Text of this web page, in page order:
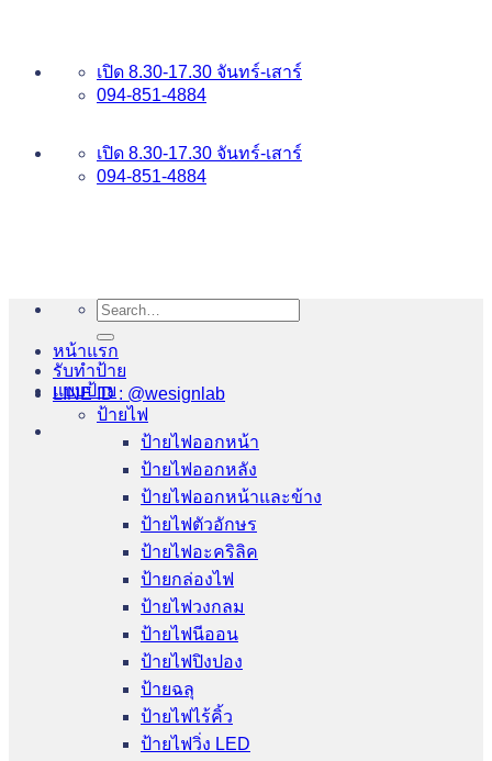
เปิด 8.30-17.30 จันทร์-เสาร์
094-851-4884
เปิด 8.30-17.30 จันทร์-เสาร์
094-851-4884
LINE ID : @wesignlab
Search
for:
หน้าแรก
รับทำป้าย
แบบป้าย
ป้ายไฟ
ป้ายไฟออกหน้า
ป้ายไฟออกหลัง
ป้ายไฟออกหน้าและข้าง
ป้ายไฟตัวอักษร
ป้ายไฟอะคริลิค
ป้ายกล่องไฟ
ป้ายไฟวงกลม
ป้ายไฟนีออน
ป้ายไฟปิงปอง
ป้ายฉลุ
ป้ายไฟไร้คิ้ว
ป้ายไฟวิ่ง LED